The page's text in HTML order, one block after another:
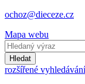
ochoz@dieceze.cz
Mapa webu
Hledat
rozšířené vyhledávání